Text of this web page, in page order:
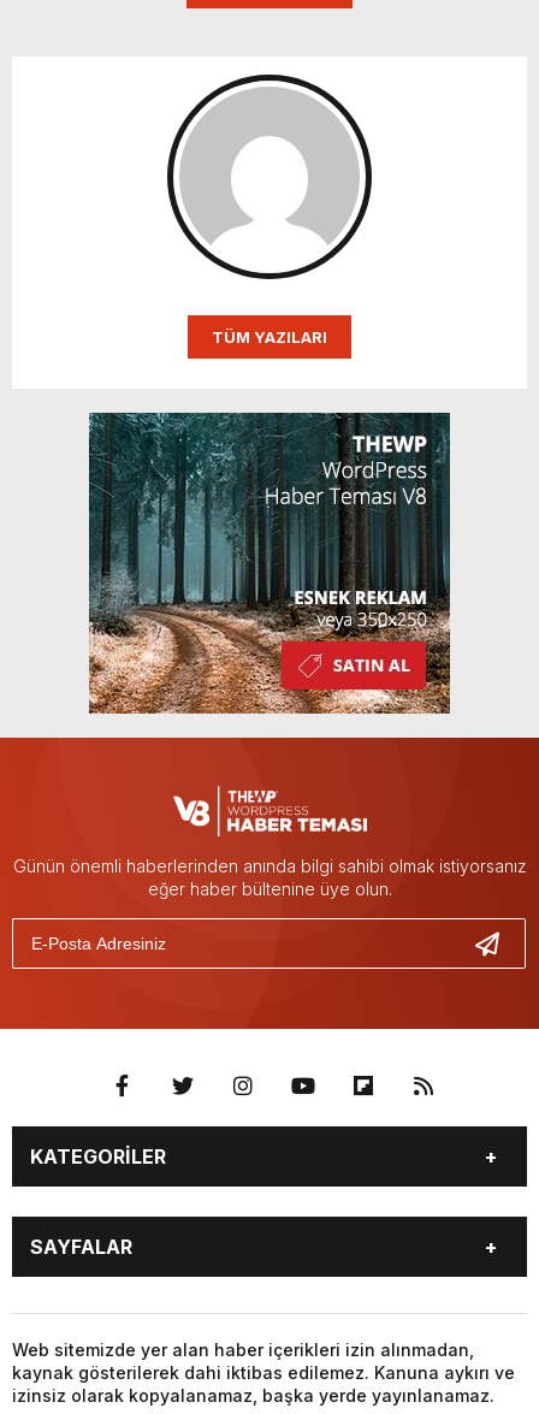
TÜM YAZILARI
Günün önemli haberlerinden anında bilgi sahibi olmak istiyorsanız
eğer haber bültenine üye olun.
KATEGORİLER
BURÇLAR
CANLI BORSA
CANLI SONUÇLAR
COVID-19
FİKSTÜR
FİRMA EKLE
FİRMA REHBERİ
GAZETE OKU
GAZETELER
HABER GÖNDER
HAVA DURUMU
SAYFALAR
CANLI SONUÇLAR
CANLI TV
COVID-19
FİKSTÜR
FİRMA EKLE
FİRMA REHBERİ
Web sitemizde yer alan haber içerikleri izin alınmadan,
kaynak gösterilerek dahi iktibas edilemez. Kanuna aykırı ve
izinsiz olarak kopyalanamaz, başka yerde yayınlanamaz.